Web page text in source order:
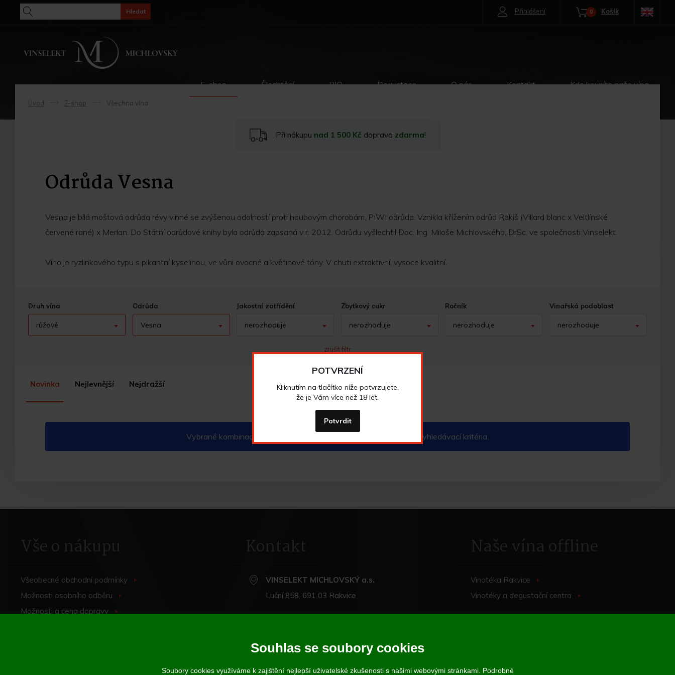
Košík
0
Přihlášení
Hledat
E-shop Šlechtění BIO Degustace O nás Kontakt Kde koupíte naše vína
Úvod ->
E-shop ->
Všechna vína
Při nákupu nad 1 500 Kč doprava zdarma!
Odrůda Vesna
Vesna je bílá moštová odrůda révy vinné se zvýšenou odolností proti houbovým chorobám, PIWI odrůda. Vznikla křížením odrůd Rakiš (Villard blanc x Veltlínské
červené rané) x Merlan. Do Státní odrůdové knihy byla odrůda zapsaná v r. 2012. Odrůdu vyšlechtil Doc. Ing. Miloše Michlovského, DrSc. ve společnosti Vinselekt.
Víno je ryzlinkového typu s pikantní kyselinou, ve vůni ovocné a květinové tóny. V chuti extraktivní, vysoce kvalitní.
Druh vína
růžové
Odrůda
Vesna
Jakostní zatřídění
nerozhoduje
Zbytkový cukr
nerozhoduje
Ročník
nerozhoduje
Vinařská podoblast
nerozhoduje
zrušit filtr
Novinka Nejlevnější Nejdražší
Vybrané kombinaci neodpovídá žádný produkt. Zkuste pozměnit vyhledávací kritéria.
Vše o nákupu
Všeobecné obchodní podmínky
Možnosti osobního odběru
Možnosti a cena dopravy
>
Kontakt
VINSELEKT MICHLOVSKÝ a.s.
Luční 858, 691 03 Rakvice
michlovsky@michlovsky.com
Naše vína offline
Vinotéka Rakvice
Vinotéky a degustační centra
POTVRZENÍ
Kliknutím na tlačítko níže potvrzujete,
že je Vám více než 18 let.
Potvrdit
Souhlas se soubory cookies
Soubory cookies využíváme k zajištění nejlepší uživatelské zkušenosti s našimi webovými stránkami. Podrobné